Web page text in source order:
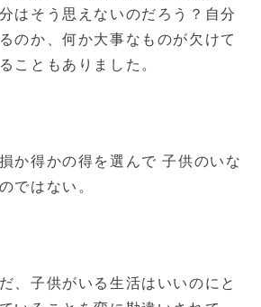
はそう思えないのだろう？自分
のか、何か大事なものが欠けて
こともありました。
か得かの得を選んで 子供のいな
ではない。
、子供がいる生活はいいのにと